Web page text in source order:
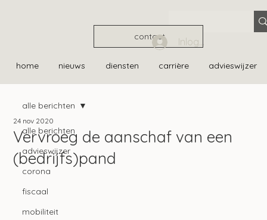
contact
home nieuws diensten carrière advieswijzer
Inloggen
alle berichten
advieswijzer
corona
fiscaal
mobiliteit
alle berichten
Vervroeg de aanschaf van een
(bedrijfs)pand
24 nov 2020